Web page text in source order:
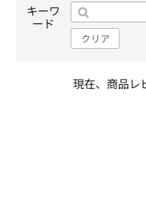
キーワ
ード
クリア
現在、商品レ